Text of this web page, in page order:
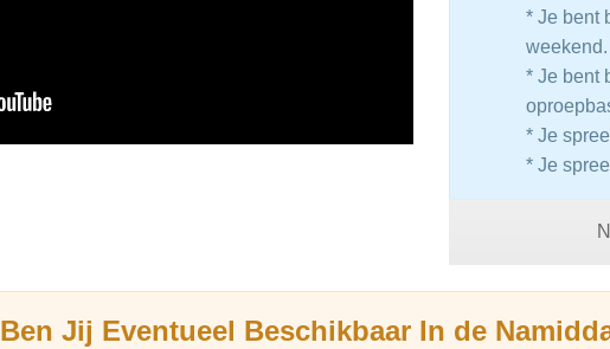
* Je bent
weekend.
* Je bent
* Je
* Je
Ben Jij Eventueel Beschikbaar In de